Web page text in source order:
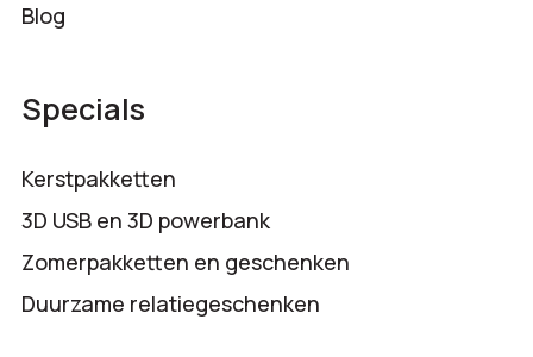
Blog
Specials
Kerstpakketten
3D USB en 3D powerbank
Zomerpakketten en geschenken
Duurzame relatiegeschenken